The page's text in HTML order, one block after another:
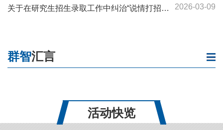
2026-03-09
关于在研究生招生录取工作中纠治“说情打招
群智汇言
活动快览